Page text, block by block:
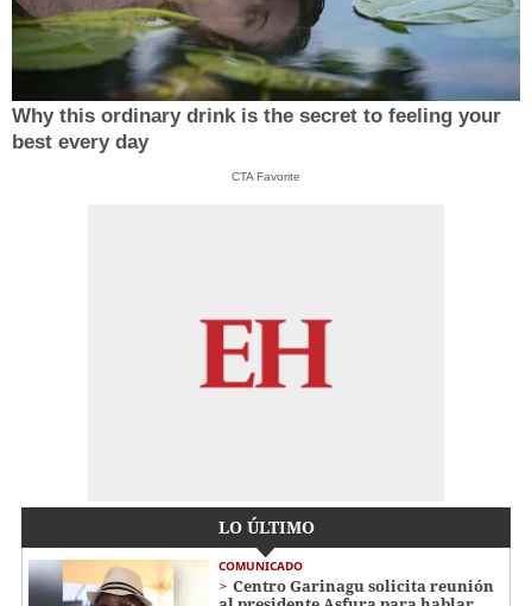
Why this ordinary drink is the secret to feeling your
best every day
CTA Favorite
LO ÚLTIMO
COMUNICADO
Centro Garinagu solicita reunión